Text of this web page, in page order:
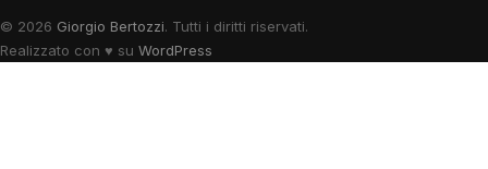
© 2026 Giorgio Bertozzi. Tutti i diritti riservati.
Realizzato con ♥ su WordPress